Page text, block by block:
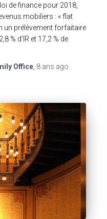
de finance pour 2018,
mobiliers : « flat
un prélèvement forfaitaire
% d’IR et 17,2 % de
Office, 8 ans ago